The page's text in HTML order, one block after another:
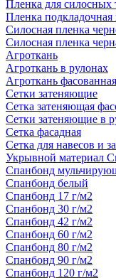
Пленка для силосных
Пленка подкладочная
Силосная пленка
Силосная пленка
Агроткань
Агроткань в рулонах
Агроткань фасованная
Сетки затеняющие
Сетка затеняющая
Сетки затеняющие в
Сетка фасадная
Сетка для навесов и
Укрывной материал
Спанбонд
Спанбонд белый
Спанбонд 17 г/м2
Спанбонд 30 г/м2
Спанбонд 42 г/м2
Спанбонд 60 г/м2
Спанбонд 80 г/м2
Спанбонд 90 г/м2
Спанбонд 120 г/м2